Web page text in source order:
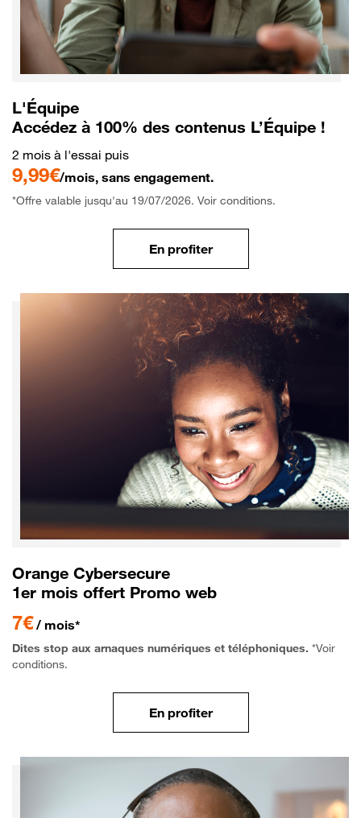
L'Équipe
Accédez à 100% des contenus L’Équipe !
2 mois à l'essai puis
9,99€/mois, sans engagement.
*Offre valable jusqu'au 19/07/2026. Voir conditions.
En profiter
Orange Cybersecure
1er mois offert Promo web
7€ / mois*
Dites stop aux arnaques numériques et téléphoniques. *Voir
conditions.
En profiter